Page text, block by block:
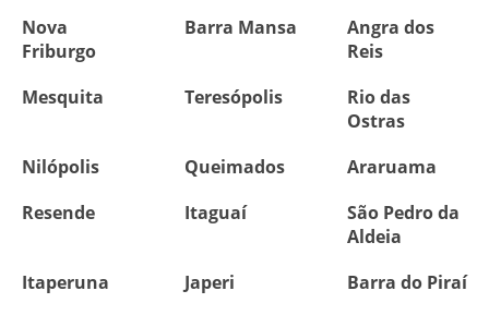
Nova
Friburgo
Barra Mansa
Angra dos
Reis
Mesquita
Teresópolis
Rio das
Ostras
Nilópolis
Queimados
Araruama
Resende
Itaguaí
São Pedro da
Aldeia
Itaperuna
Japeri
Barra do Piraí